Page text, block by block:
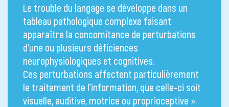
Le trouble du langage se développe dans un
tableau pathologique complexe faisant
apparaître la concomitance de perturbations
d’une ou plusieurs déficiences
neurophysiologiques et cognitives.
Ces perturbations affectent particulièrement
le traitement de l’information, que celle-ci soit
visuelle, auditive, motrice ou proprioceptive ».